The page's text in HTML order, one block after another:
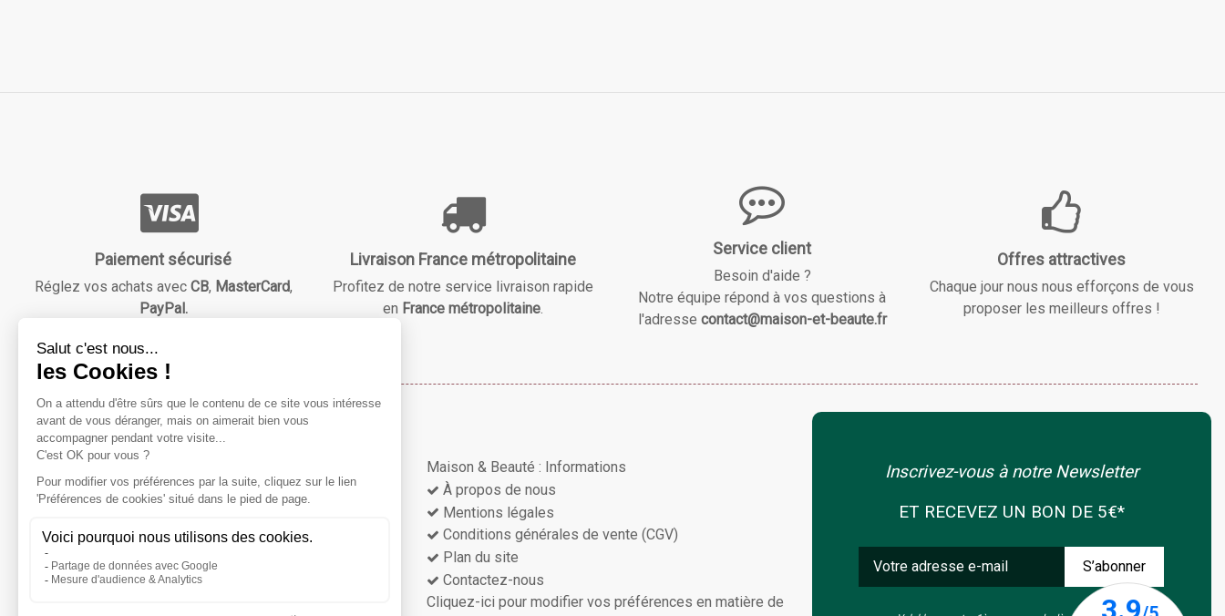
Paiement sécurisé
Réglez vos achats avec CB, MasterCard,
PayPal.
Livraison France métropolitaine
Profitez de notre service livraison rapide
en France métropolitaine.
Service client
Besoin d'aide ?
Notre équipe répond à vos questions à
l'adresse contact@maison-et-beaute.fr
Offres attractives
Chaque jour nous nous efforçons de vous
proposer les meilleurs offres !
Maison & Beauté
Notre mission ?
Répondre à vos besoins essentiels tout en vous faisant
économiser grâce à des réductions avantageuses !
Préparez-vous à explorer notre catalogue varié, à dénicher
vos produits préférés, et à vivre une expérience de
shopping en ligne aussi pratique qu'économique.
Maison & Beauté : Informations
À propos de nous
Mentions légales
Conditions générales de vente (CGV)
Plan du site
Contactez-nous
Cliquez-ici pour modifier vos préférences en matière de
Inscrivez-vous à notre Newsletter
ET RECEVEZ UN BON DE 5€*